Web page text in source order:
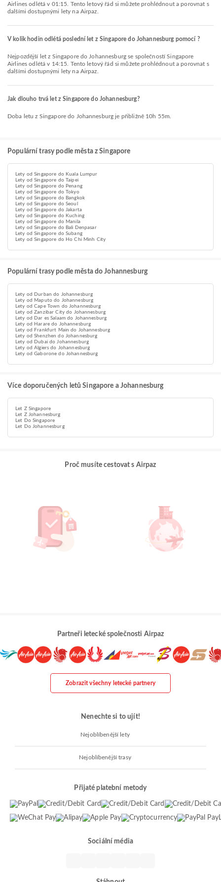
Airlines odlétá v 01:15. Tento letový řád si můžete prohlédnout a porovnat s
dalšími dostupnými lety na Airpaz.
V kolik hodin odlétá poslední let z Singapore do Johannesburg pomocí ?
Nejpozdější let z Singapore do Johannesburg se společností Singapore
Airlines odlétá v 14:15. Tento letový řád si můžete prohlédnout a porovnat s
dalšími dostupnými lety na Airpaz.
Jak dlouho trvá let z Singapore do Johannesburg?
Doba letu z Singapore do Johannesburg je přibližně 10h 55m.
Populární trasy podle města z Singapore
Lety od Singapore do Kuala Lumpur
Lety od Singapore do Taipei
Lety od Singapore do Penang
Lety od Singapore do Tokyo
Lety od Singapore do Bangkok
Lety od Singapore do Seoul
Lety od Singapore do Jakarta
Lety od Singapore do Kuching
Lety od Singapore do Manila
Lety od Singapore do Bali Denpasar
Lety od Singapore do Subang
Lety od Singapore do Ho Chi Minh City
Populární trasy podle města do Johannesburg
Lety od Durban do Johannesburg
Lety od Maputo do Johannesburg
Lety od Cape Town do Johannesburg
Lety od Zanzibar City do Johannesburg
Lety od Dar es Salaam do Johannesburg
Lety od Harare do Johannesburg
Lety od Frankfurt Main do Johannesburg
Lety od Shenzhen do Johannesburg
Lety od Dubai do Johannesburg
Lety od Algiers do Johannesburg
Lety od Gaborone do Johannesburg
Více doporučených letů Singapore a Johannesburg
Let Z Singapore
Let Z Johannesburg
Let Do Singapore
Let Do Johannesburg
Proč musíte cestovat s Airpaz
Partneři letecké společnosti Airpaz
Zobrazit všechny letecké partnery
Nenechte si to ujít!
Nejoblíbenější lety
Nejoblíbenější trasy
Přijaté platební metody
Sociální média